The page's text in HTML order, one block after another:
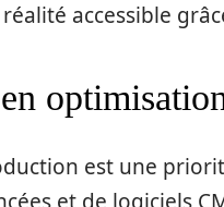
accessible
est une